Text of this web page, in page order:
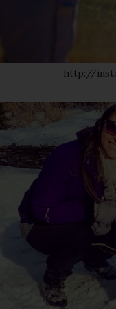
http://